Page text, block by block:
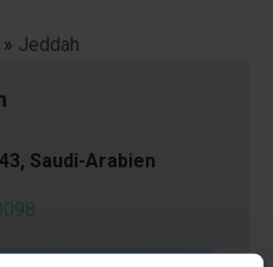
» Jeddah
Saudi-Arabien